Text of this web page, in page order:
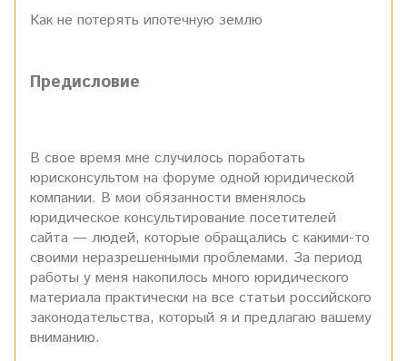
Как не потерять ипотечную землю
Предисловие
В свое время мне случилось поработать
юрисконсультом на форуме одной юридической
компании. В мои обязанности вменялось
юридическое консультирование посетителей
сайта — людей, которые обращались с какими-то
своими неразрешенными проблемами. За период
работы у меня накопилось много юридического
материала практически на все статьи российского
законодательства, который я и предлагаю вашему
вниманию.